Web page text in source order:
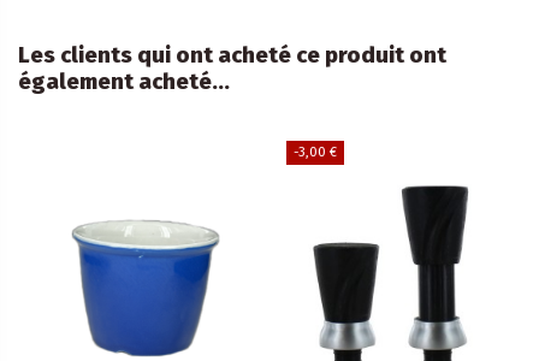
Les clients qui ont acheté ce produit ont
également acheté...
-3,00 €